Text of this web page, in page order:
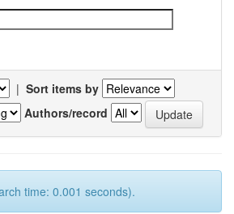
| Sort items by
Authors/record
time: 0.001 seconds).